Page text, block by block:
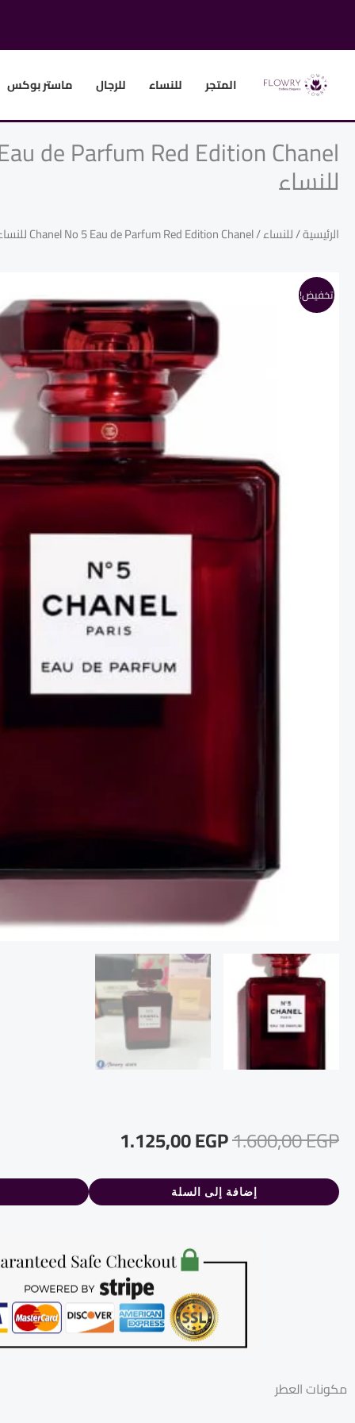
المحتوى
المتجر للنساء للرجال ماستر بوكس
de Parfum Red Edition Chanel
للنساء
الرئيسية/للنساء/ Chanel No 5 Eau de Parfum Red Edition Chanel للنساء
تخفيض!
1.600,00EGP
السعر
الأصلي
هو:
1.600,00 EGP.
1.125,00EGP
الحالي
هو:
1.125,00 EGP.
إضافة إلى السلة
مكونات العطر